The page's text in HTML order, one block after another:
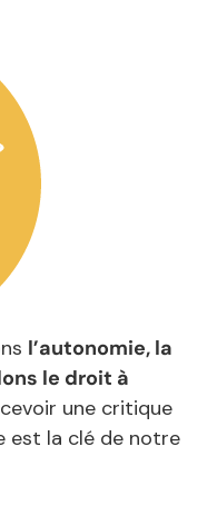
l’autonomie, la
le droit à
une critique
est la clé de notre